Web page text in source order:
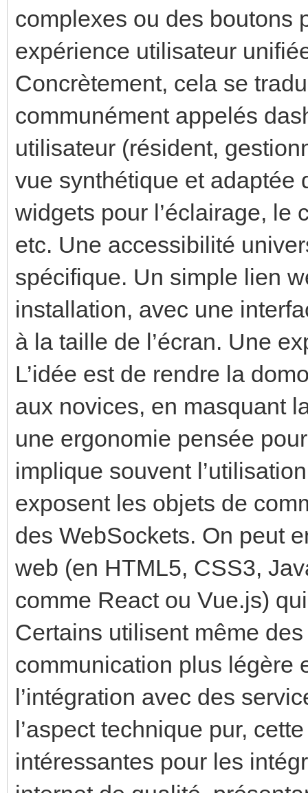
complexes ou des boutons
expérience utilisateur
Concrètement, cela se
communément appelés
utilisateur (résident,
vue synthétique et adaptée
widgets pour l’éclairage, le
etc. Une accessibilité
spécifique. Un simple lien
installation, avec une
à la taille de l’écran. Une
L’idée est de rendre la
aux novices, en masquant
une ergonomie pensée
implique souvent
exposent les objets de
des WebSockets. On peut
web (en HTML5, CSS3,
comme React ou Vue.js)
Certains utilisent même
communication plus légère
l’intégration avec des
l’aspect technique pur,
intéressantes pour les